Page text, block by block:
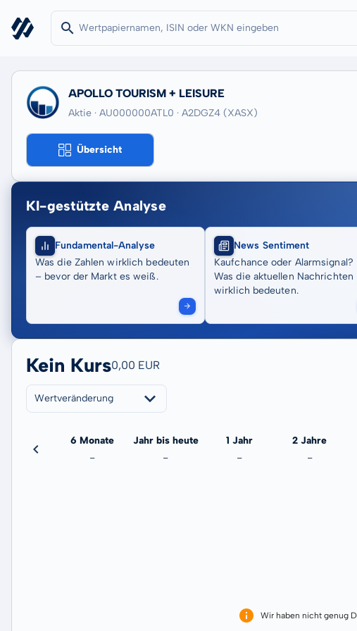
APOLLO TOURISM + LEISURE
Aktie · AU000000ATL0 · A2DGZ4 (XASX)
Übersicht
KI-gestützte Analyse
Fundamental-Analyse
Was die Zahlen wirklich bedeuten
– bevor der Markt es weiß.
News Sentiment
Kaufchance oder Alarmsignal?
Was die aktuellen Nachrichten
wirklich bedeuten.
Kein Kurs0,00 EUR
Wertveränderung
6 Monate
-
Jahr bis heute
-
1 Jahr
-
2 Jahre
-
Wir haben nicht genug